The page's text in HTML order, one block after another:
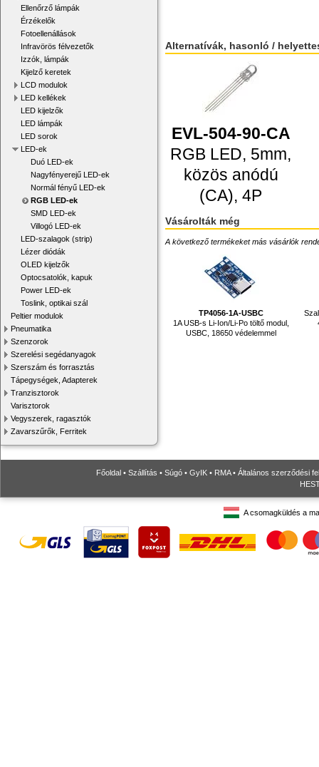
Ellenőrző lámpák
Érzékelők
Fotoellenállások
Infravörös félvezetők
Izzók, lámpák
Kijelző keretek
LCD modulok
LED kellékek
LED kijelzők
LED lámpák
LED sorok
LED-ek
Duó LED-ek
Nagyfényerejű LED-ek
Normál fényű LED-ek
RGB LED-ek
SMD LED-ek
Villogó LED-ek
LED-szalagok (strip)
Lézer diódák
OLED kijelzők
Optocsatolók, kapuk
Power LED-ek
Toslink, optikai szál
Peltier modulok
Pneumatika
Szenzorok
Szerelési segédanyagok
Szerszám és forrasztás
Tápegységek, Adapterek
Tranzisztorok
Varisztorok
Vegyszerek, ragasztók
Zavarszűrők, Ferritek
Alternatívák, hasonló /
EVL-504-90-CA
RGB LED, 5mm,
közös anódú
(CA), 4P
Vásárolták még
A következő termékeket más vásárlók
TP4056-1A-USBC
1A USB-s Li-Ion/Li-Po töltő modul,
USBC, 18650 védelemmel
Főoldal • Szállítás • Súgó • GyIK • RMA• Általános szerződési
A csomagküldés a